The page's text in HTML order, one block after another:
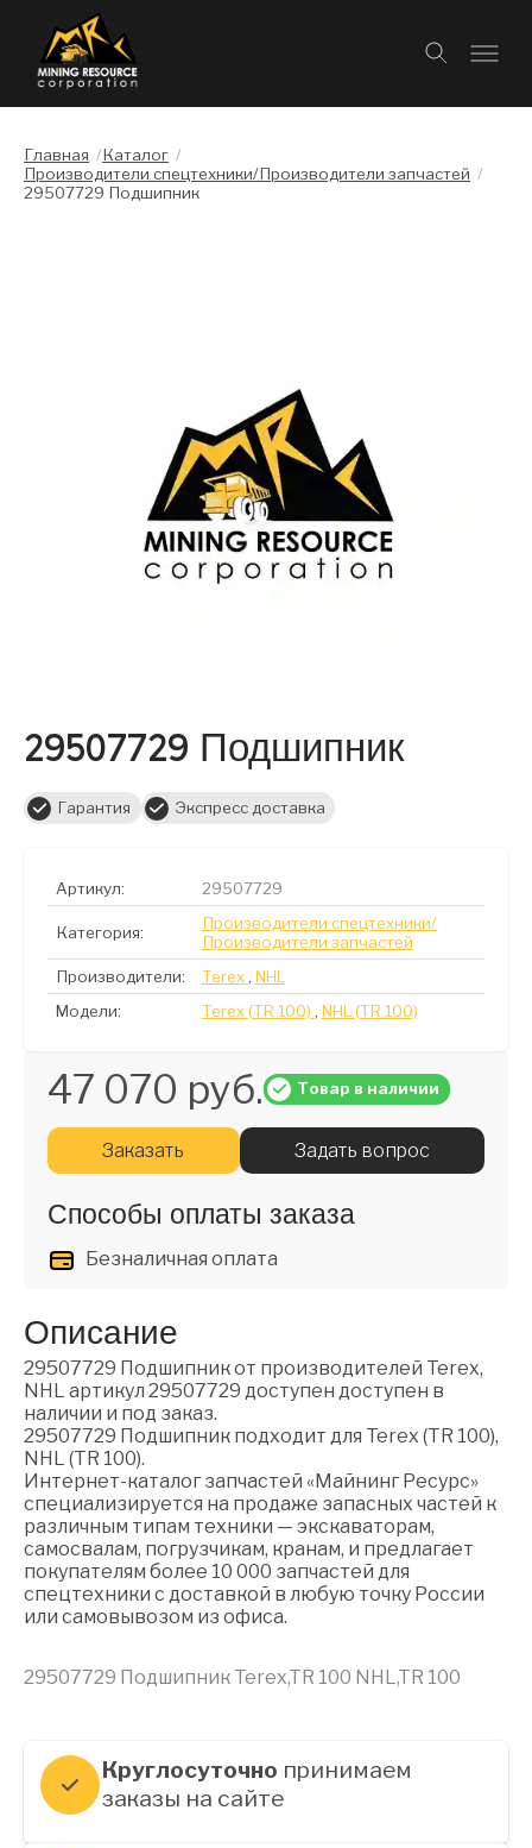
Главная /Каталог /
Производители спецтехники/Производители запчастей /
29507729 Подшипник
29507729 Подшипник
Гарантия Экспресс доставка
Артикул: 29507729
Категория:
Производители спецтехники/
Производители запчастей
Производители:
Terex , NHL
Модели:
Terex (TR 100) , NHL (TR 100)
47 070 руб. Товар в наличии
Заказать Задать вопрос
Способы оплаты заказа
Безналичная оплата
Описание
29507729 Подшипник от производителей Terex,
NHL артикул 29507729 доступен доступен в
наличии и под заказ.
29507729 Подшипник подходит для Terex (TR 100),
NHL (TR 100).
Интернет-каталог запчастей «Майнинг Ресурс»
специализируется на продаже запасных частей к
различным типам техники — экскаваторам,
самосвалам, погрузчикам, кранам, и предлагает
покупателям более 10 000 запчастей для
спецтехники с доставкой в любую точку России
или самовывозом из офиса.
29507729 Подшипник Terex,TR 100 NHL,TR 100
Круглосуточно принимаем
заказы на сайте